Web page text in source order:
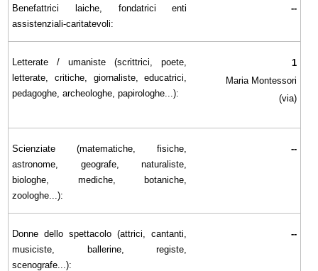
Benefattrici laiche, fondatrici enti
assistenziali-caritatevoli:
--
Letterate / umaniste (scrittrici, poete,
letterate, critiche, giornaliste, educatrici,
pedagoghe, archeologhe, papirologhe...):
1
Maria Montessori
(via)
Scienziate (matematiche, fisiche,
astronome, geografe, naturaliste,
biologhe, mediche, botaniche,
zoologhe...):
--
Donne dello spettacolo (attrici, cantanti,
musiciste, ballerine, registe,
scenografe...):
--